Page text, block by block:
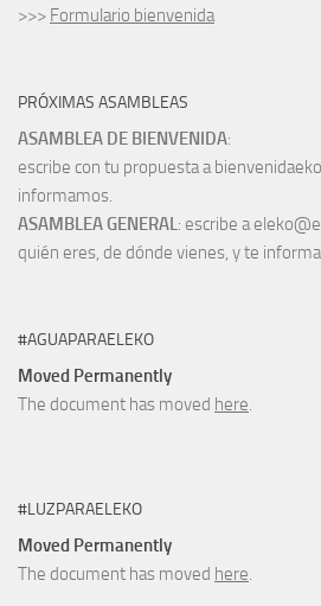
>>> Formulario bienvenida
PRÓXIMAS ASAMBLEAS
ASAMBLEA DE BIENVENIDA:
escribe con tu propuesta a
informamos.
ASAMBLEA GENERAL: escribe a
quién eres, de dónde vienes, y te
#AGUAPARAELEKO
Moved Permanently
The document has moved here.
#LUZPARAELEKO
Moved Permanently
The document has moved here.